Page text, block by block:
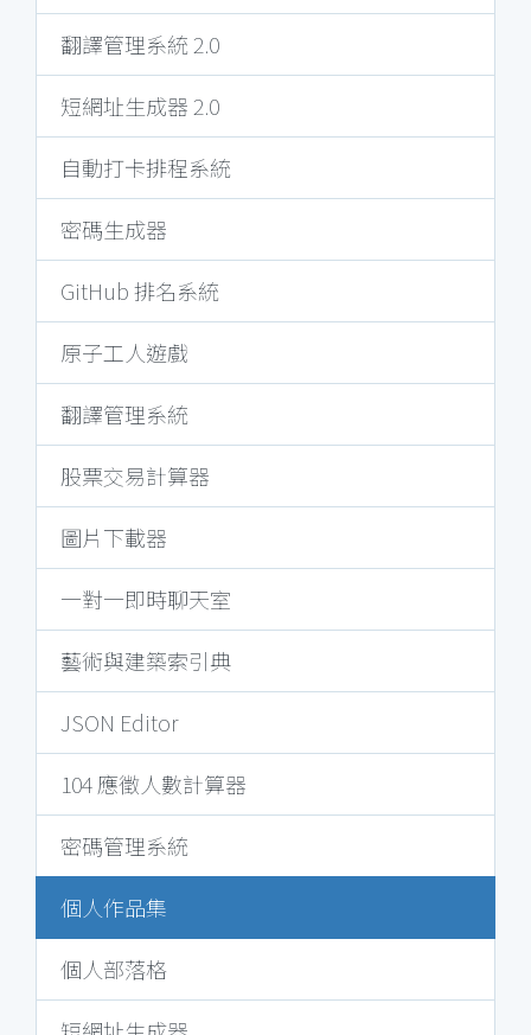
翻譯管理系統 2.0
短網址生成器 2.0
自動打卡排程系統
密碼生成器
GitHub 排名系統
原子工人遊戲
翻譯管理系統
股票交易計算器
圖片下載器
一對一即時聊天室
藝術與建築索引典
JSON Editor
104 應徵人數計算器
密碼管理系統
個人作品集
個人部落格